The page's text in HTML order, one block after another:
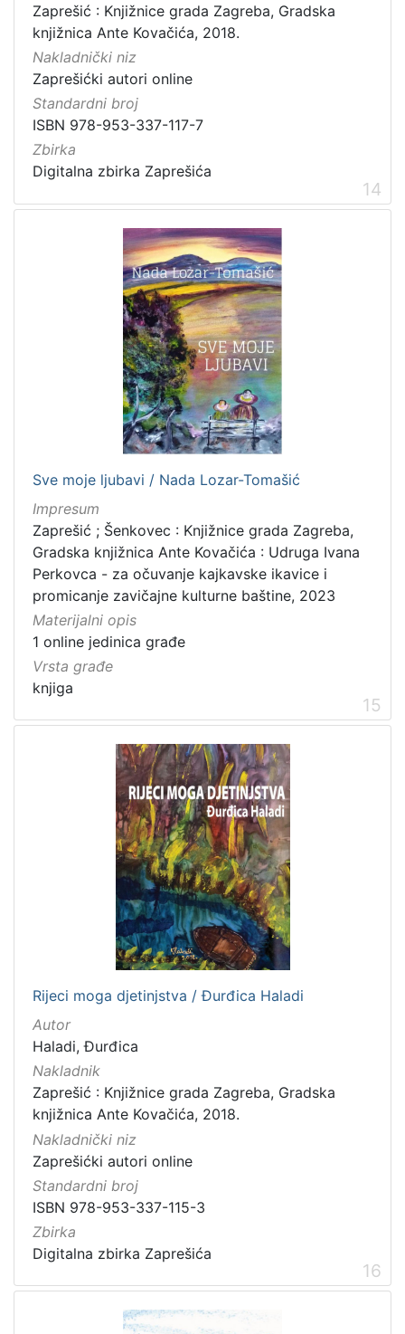
Zaprešić : Knjižnice grada Zagreba, Gradska
knjižnica Ante Kovačića, 2018.
Nakladnički niz
Zaprešićki autori online
Standardni broj
ISBN 978-953-337-117-7
Zbirka
Digitalna zbirka Zaprešića
14
Sve moje ljubavi / Nada Lozar-Tomašić
Impresum
Zaprešić ; Šenkovec : Knjižnice grada Zagreba,
Gradska knjižnica Ante Kovačića : Udruga Ivana
Perkovca - za očuvanje kajkavske ikavice i
promicanje zavičajne kulturne baštine, 2023
Materijalni opis
1 online jedinica građe
Vrsta građe
knjiga
15
Rijeci moga djetinjstva / Đurđica Haladi
Autor
Haladi, Đurđica
Nakladnik
Zaprešić : Knjižnice grada Zagreba, Gradska
knjižnica Ante Kovačića, 2018.
Nakladnički niz
Zaprešićki autori online
Standardni broj
ISBN 978-953-337-115-3
Zbirka
Digitalna zbirka Zaprešića
16